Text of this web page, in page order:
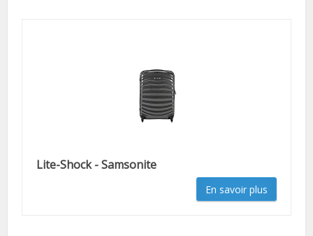
Lite-Shock - Samsonite
En savoir plus